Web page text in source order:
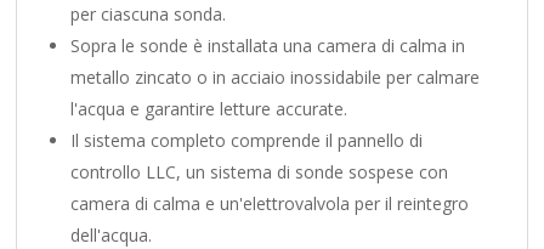
per ciascuna sonda.
Sopra le sonde è installata una camera di calma in
metallo zincato o in acciaio inossidabile per calmare
l'acqua e garantire letture accurate.
Il sistema completo comprende il pannello di
controllo LLC, un sistema di sonde sospese con
camera di calma e un'elettrovalvola per il reintegro
dell'acqua.